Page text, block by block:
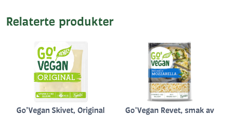
Relaterte produkter
Go’Vegan Skivet, Original
Go'Vegan Revet, smak av